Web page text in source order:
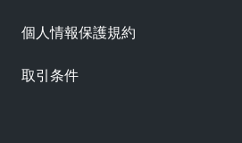
個人情報保護規約
取引条件